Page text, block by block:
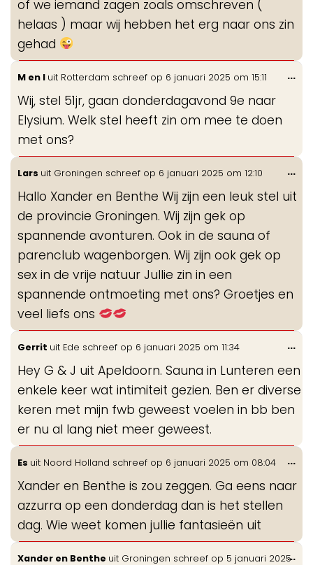
of we iemand zagen zoals omschreven (
helaas ) maar wij hebben het erg naar ons zin
gehad
M en I uit Rotterdam schreef op 6 januari 2025 om 15:11
Wij, stel 51jr, gaan donderdagavond 9e naar
Elysium. Welk stel heeft zin om mee te doen
met ons?
...
Lars uit Groningen schreef op 6 januari 2025 om 12:10
Hallo Xander en Benthe Wij zijn een leuk stel uit
de provincie Groningen. Wij zijn gek op
spannende avonturen. Ook in de sauna of
parenclub wagenborgen. Wij zijn ook gek op
sex in de vrije natuur Jullie zin in een
spannende ontmoeting met ons? Groetjes en
veel liefs ons
...
Gerrit uit Ede schreef op 6 januari 2025 om 11:34
Hey G & J uit Apeldoorn. Sauna in Lunteren een
enkele keer wat intimiteit gezien. Ben er diverse
keren met mijn fwb geweest voelen in bb ben
er nu al lang niet meer geweest.
...
Es uit Noord Holland schreef op 6 januari 2025 om 08:04
Xander en Benthe is zou zeggen. Ga eens naar
azzurra op een donderdag dan is het stellen
dag. Wie weet komen jullie fantasieën uit
...
Xander en Benthe uit Groningen schreef op 5 januari 2025...